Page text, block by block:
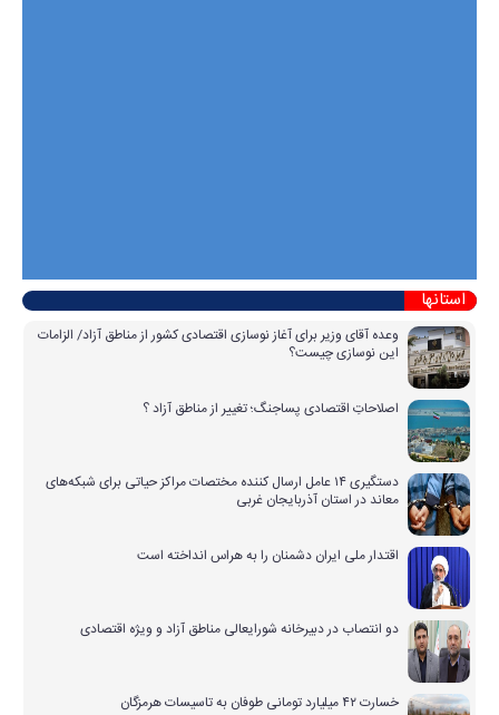
استانها
وعده آقای وزیر برای آغاز نوسازی اقتصادی کشور از مناطق آزاد/ الزامات
این نوسازی چیست؟
اصلاحاتِ اقتصادی پساجنگ؛ تغییر از مناطق آزاد ؟
دستگیری ۱۴ عامل ارسال کننده مختصات مراکز حیاتی برای شبکه‌های
معاند در استان آذربایجان غربی
اقتدار ملی ایران دشمنان را به هراس انداخته است
دو انتصاب در دبیرخانه شورایعالی مناطق آزاد و ویژه اقتصادی
خسارت ۴۲ میلیارد تومانی طوفان به تاسیسات هرمزگان